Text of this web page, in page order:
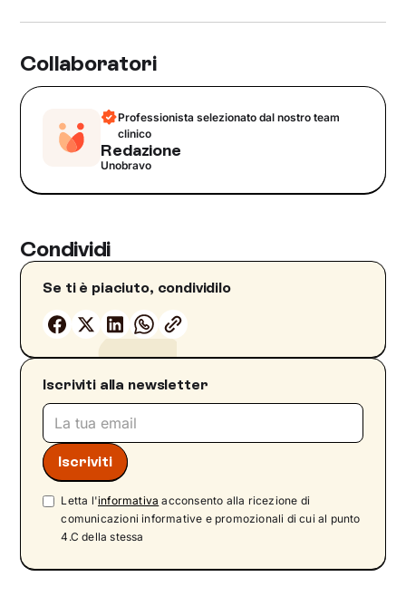
Collaboratori
Professionista selezionato dal nostro team
clinico
Redazione
Unobravo
Condividi
Se ti è piaciuto, condividilo
Iscriviti alla newsletter
Letta l'informativa acconsento alla ricezione di
comunicazioni informative e promozionali di cui al punto
4.C della stessa